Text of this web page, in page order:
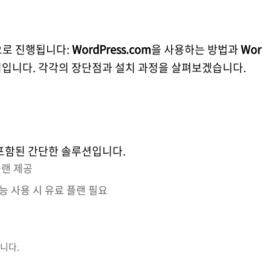
진행됩니다:WordPress.com을 사용하는 방법과Wor
니다. 각각의 장단점과 설치 과정을 살펴보겠습니다.
된 간단한 솔루션입니다.
제공
사용 시 유료 플랜 필요
다.